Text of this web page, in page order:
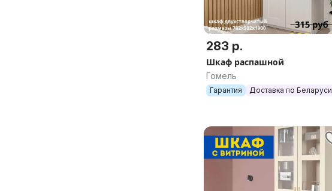
283 р.
Шкаф распашной
Гомель
Гарантия Доставка по Беларуси